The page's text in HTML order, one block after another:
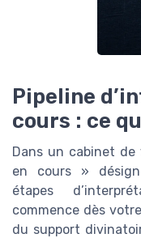
Pipeline
cours : ce
Dans un cabinet de
en cours »
étapes
commence dès
du support